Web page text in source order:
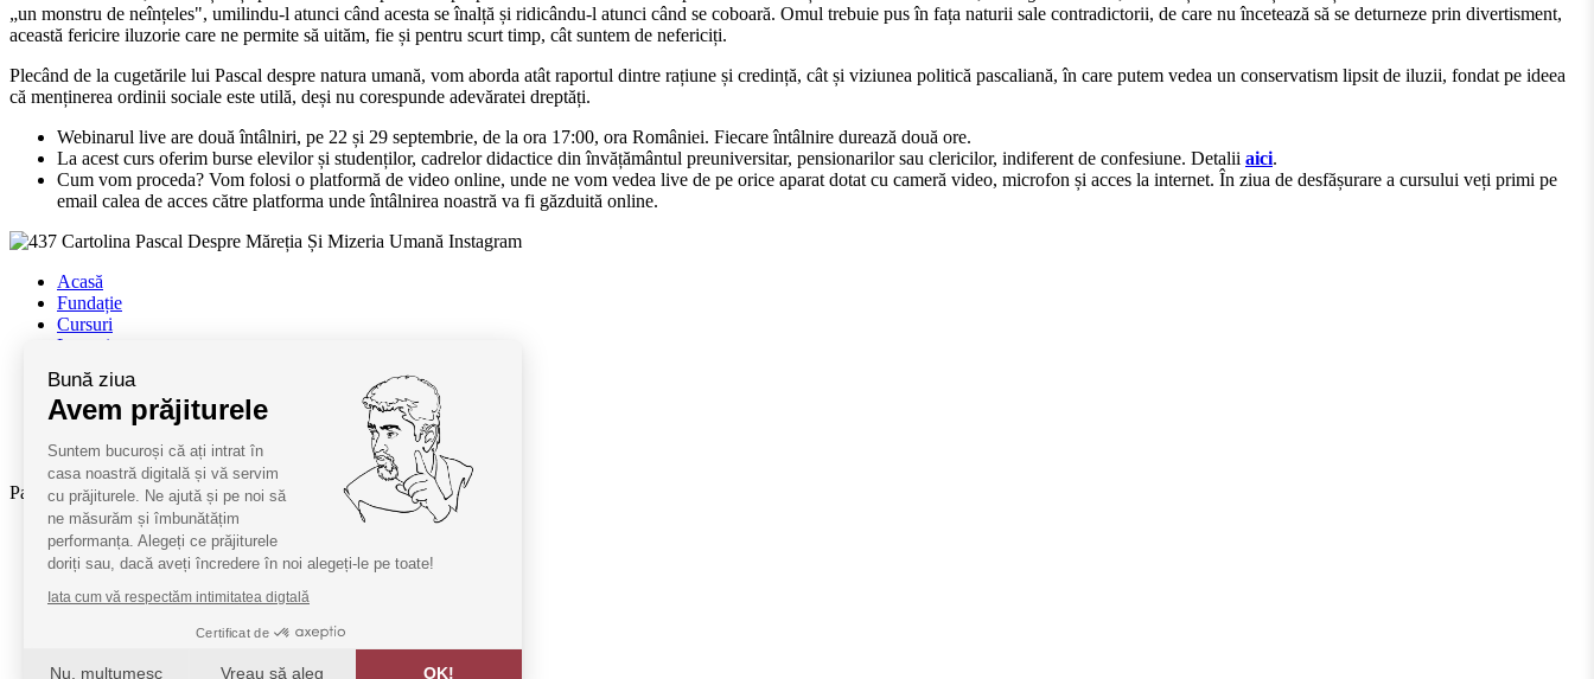
„un monstru de neînțeles", umilindu-l atunci când acesta se înalță și ridicându-l atunci când se coboară. Omul trebuie pus în fața naturii sale contradictorii, de care nu încetează să se deturneze prin divertisment,
această fericire iluzorie care ne permite să uităm, fie și pentru scurt timp, cât suntem de nefericiți.
Plecând de la cugetările lui Pascal despre natura umană, vom aborda atât raportul dintre rațiune și credință, cât și viziunea politică pascaliană, în care putem vedea un conservatism lipsit de iluzii, fondat pe ideea
că menținerea ordinii sociale este utilă, deși nu corespunde adevăratei dreptăți.
Webinarul live are două întâlniri, pe 22 și 29 septembrie, de la ora 17:00, ora României. Fiecare întâlnire durează două ore.
La acest curs oferim burse elevilor și studenților, cadrelor didactice din învățământul preuniversitar, pensionarilor sau clericilor, indiferent de confesiune. Detalii aici.
Cum vom proceda? Vom folosi o platformă de video online, unde ne vom vedea live de pe orice aparat dotat cu cameră video, microfon și acces la internet. În ziua de desfășurare a cursului veți primi pe
email calea de acces către platforma unde întâlnirea noastră va fi găzduită online.
Acasă
Fundație
Cursuri
Lectori
Termeni și condiții
Cum deveniți oaspeți
SAL ANPC
Parteneri:
Radio Guerilla
RSM Romania
Barrier România
KPMG
Bună ziua
Avem prăjiturele
Suntem bucuroși că ați intrat în
casa noastră digitală și vă servim
cu prăjiturele. Ne ajută și pe noi să
ne măsurăm și îmbunătățim
performanța. Alegeți ce prăjiturele
doriți sau, dacă aveți încredere în noi alegeți-le pe toate!
Iata cum vă respectăm intimitatea digtală
Certificat de
Nu, mulțumesc Vreau să aleg OK!